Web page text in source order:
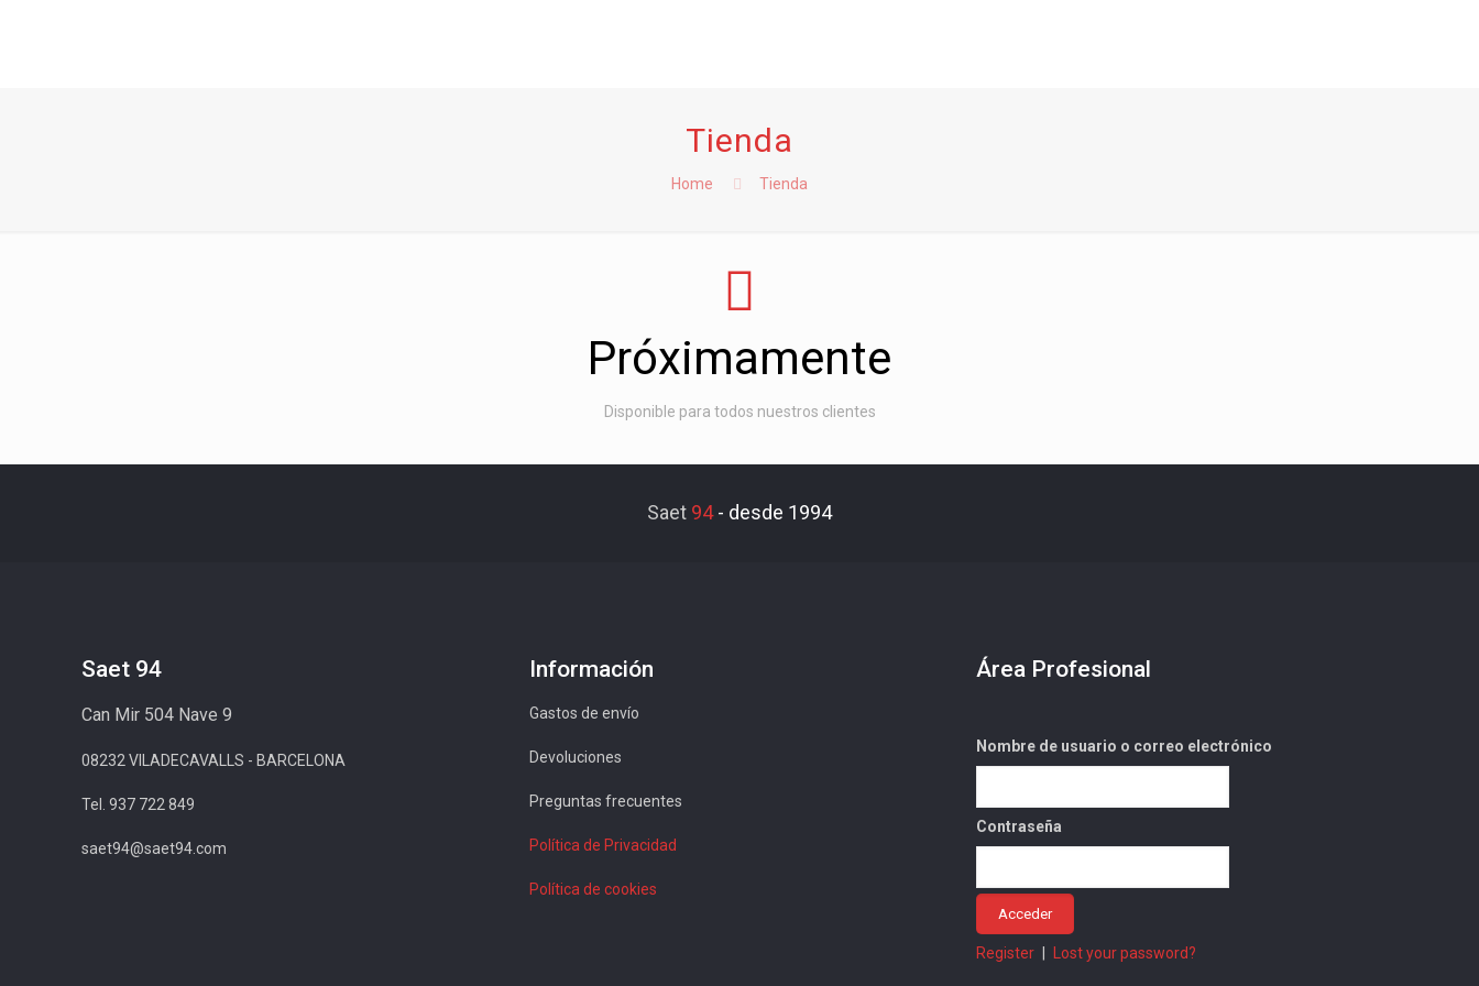
Tienda
Home Tienda
Próximamente
Disponible para todos nuestros clientes
Saet 94- desde 1994
Saet 94
Can Mir 504 Nave 9
08232 VILADECAVALLS - BARCELONA
Tel. 937 722 849
saet94@saet94.com
Información
Gastos de envío
Devoluciones
Preguntas frecuentes
Política de Privacidad
Política de cookies
Área Profesional
Nombre de usuario o correo electrónico
Contraseña
Register Lost your password?